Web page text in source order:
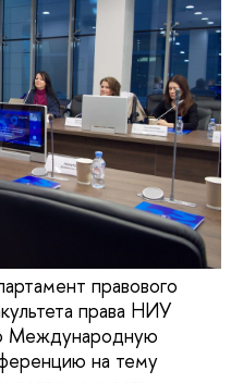
правового
права НИУ
Международную
на тему